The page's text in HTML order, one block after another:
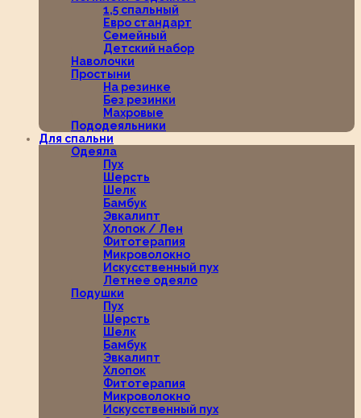
1,5 спальный
Евро стандарт
Семейный
Детский набор
Наволочки
Простыни
На резинке
Без резинки
Махровые
Пододеяльники
Для спальни
Одеяла
Пух
Шерсть
Шелк
Бамбук
Эвкалипт
Хлопок / Лен
Фитотерапия
Микроволокно
Искусственный пух
Летнее одеяло
Подушки
Пух
Шерсть
Шелк
Бамбук
Эвкалипт
Хлопок
Фитотерапия
Микроволокно
Искусственный пух